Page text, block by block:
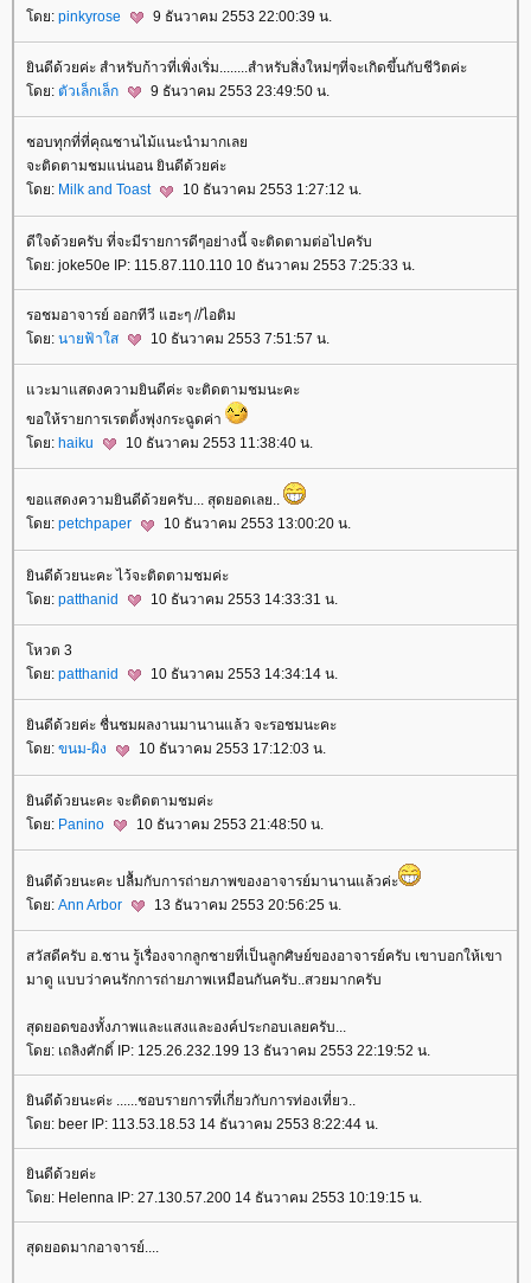
ดย: pinkyrose 9 ธันวาคม 2553 22:00:39 น.
ินดีด้วยค่ะ สำหรับก้าวที่เพิ่งเริ่ม........สำหรับสิ่งใหม่ๆที่จะเกิดขึ้นกับชีวิตค่ะ
ดย: ตัวเล็กเล็ก 9 ธันวาคม 2553 23:49:50 น.
ชอบทุกที่ที่คุณชานไม้แนะนำมากเล
จะติดตามชมแน่นอน ยินดีด้วยค่ะ
ดย: Milk and Toast 10 ธันวาคม 2553 1:27:12 น.
ดีใจด้วยครับ ที่จะมีรายการดีๆอย่างนี้ จะติดตามต่อไปครับ
ดย: joke50e IP: 115.87.110.110 10 ธันวาคม 2553 7:25:33 น.
รอชมอาจารย์ ออกทีวี แฮะๆ //ไอติม
ดย: นายฟ้าใส 10 ธันวาคม 2553 7:51:57 น.
วะมาแสดงความยินดีค่ะ จะติดตามชมนะคะ
ขอให้รายการเรตติ้งพุ่งกระฉูดค่า
ดย: haiku 10 ธันวาคม 2553 11:38:40 น.
ขอแสดงความยินดีด้วยครับ... สุดยอดเลย..
ดย: petchpaper 10 ธันวาคม 2553 13:00:20 น.
ินดีด้วยนะคะ ไว้จะติดตามชมค่ะ
ดย: patthanid 10 ธันวาคม 2553 14:33:31 น.
หวต 3
ดย: patthanid 10 ธันวาคม 2553 14:34:14 น.
ินดีด้วยค่ะ ชื่นชมผลงานมานานแล้ว จะรอชมนะคะ
ดย: ขนม-ผิง 10 ธันวาคม 2553 17:12:03 น.
ินดีด้วยนะคะ จะติดตามชมค่ะ
ดย: Panino 10 ธันวาคม 2553 21:48:50 น.
ินดีด้วยนะคะ ปลื้มกับการถ่ายภาพของอาจารย์มานานแล้วค่ะ
ดย: Ann Arbor 13 ธันวาคม 2553 20:56:25 น.
สวัสดีครับ อ.ชาน รู้เรื่องจากลูกชายที่เป็นลูกศิษย์ของอาจารย์ครับ เขาบอกให้เขา
มาดู แบบว่าคนรักการถ่ายภาพเหมือนกันครับ..สวยมากครับ
สุดยอดของทั้งภาพและแสงและองค์ประกอบเลยครับ...
ดย: เถลิงศักดิ์ IP: 125.26.232.199 13 ธันวาคม 2553 22:19:52 น.
ินดีด้วยนะค่ะ ......ชอบรายการที่เกี่ยวกับการท่องเที่ยว..
ดย: beer IP: 113.53.18.53 14 ธันวาคม 2553 8:22:44 น.
ินดีด้วยค่ะ
ดย: Helenna IP: 27.130.57.200 14 ธันวาคม 2553 10:19:15 น.
สุดยอดมากอาจารย์....